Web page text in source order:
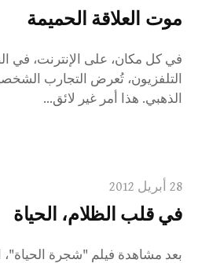
موت العلاقة الحميمة
في كل مكان، على الإنترنت،
التلفزيون، تُعرض التجارب
الذهبي. هذا أمر غير لائق...
28 أبريل 2012
في قلب الظلام، الحياة
بعد مشاهدة فيلم "شجرة